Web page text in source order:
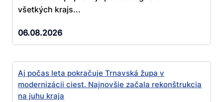
všetkých krajs...
06.08.2026
Aj počas leta pokračuje Trnavská župa v
modernizácii ciest. Najnovšie začala rekonštrukcia
na juhu kraja